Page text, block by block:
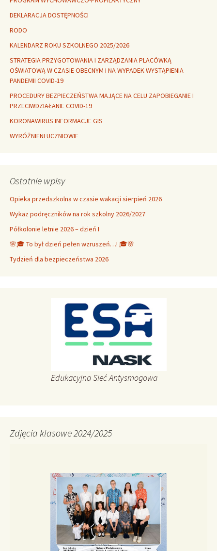
DEKLARACJA DOSTĘPNOŚCI
RODO
KALENDARZ ROKU SZKOLNEGO 2025/2026
STRATEGIA PRZYGOTOWANIA I ZARZĄDZANIA PLACÓWKĄ
OŚWIATOWĄ W CZASIE OBECNYM I NA WYPADEK WYSTĄPIENIA
PANDEMII COVID-19
PROCEDURY BEZPIECZEŃSTWA MAJĄCE NA CELU ZAPOBIEGANIE I
PRZECIWDZIAŁANIE COVID-19
KORONAWIRUS INFORMACJE GIS
WYRÓŻNIENI UCZNIOWIE
Ostatnie wpisy
Opieka przedszkolna w czasie wakacji sierpień 2026
Wykaz podręczników na rok szkolny 2026/2027
Półkolonie letnie 2026 – dzień I
🌸🎓 To był dzień pełen wzruszeń…! 🎓🌸
Tydzień dla bezpieczeństwa 2026
Edukacyjna Sieć Antysmogowa
Zdjęcia klasowe 2024/2025